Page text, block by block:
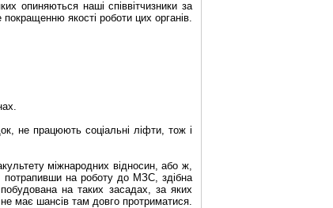
опиняються наші співвітчизники за
якості роботи цих органів.
не працюють соціальні ліфти, тож і
міжнародних відносин, або ж,
потрапивши на роботу до МЗС, здібна
на таких засадах, за яких
має шансів там довго протриматися.